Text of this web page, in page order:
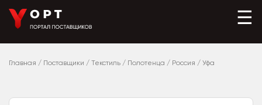
☰
Главная / Поставщики / Текстиль / Полотенца / Россия / Уфа